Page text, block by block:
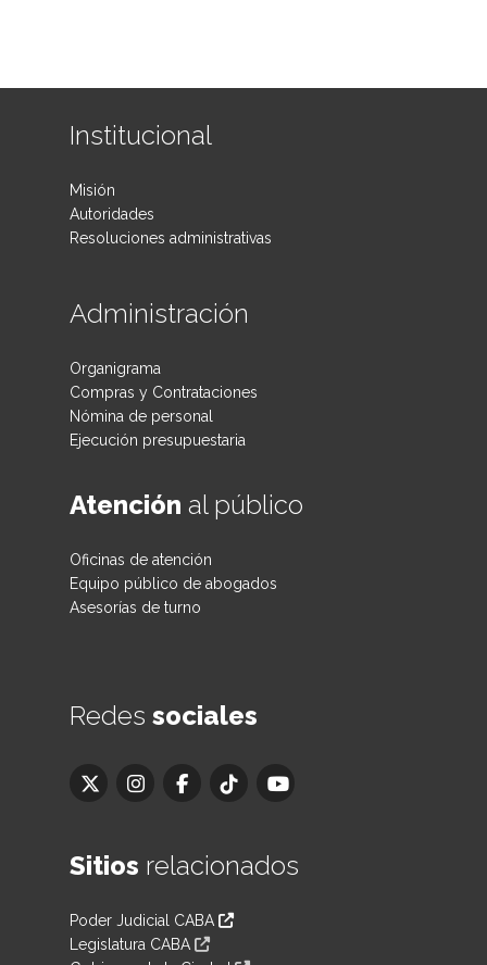
Institucional
Misión
Autoridades
Resoluciones administrativas
Administración
Organigrama
Compras y Contrataciones
Nómina de personal
Ejecución presupuestaria
Atención al público
Oficinas de atención
Equipo público de abogados
Asesorías de turno
Redes sociales
Sitios relacionados
Poder Judicial CABA
Legislatura CABA